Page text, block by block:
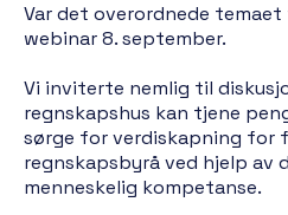
Var det overordnede temaet
webinar 8. september.
Vi inviterte nemlig til
regnskapshus kan tjene
sørge for verdiskapning for
regnskapsbyrå ved hjelp av
menneskelig kompetanse.